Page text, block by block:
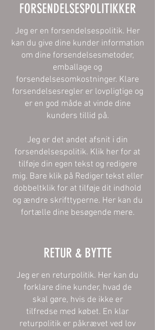
FORSENDELSESPOLITIKKER
Jeg er en forsendelsespolitik. Her
kan du give dine kunder information
om dine forsendelsesmetoder,
emballage og
forsendelsesomkostninger. Klare
forsendelsesregler er lovpligtige og
er en god måde at vinde dine
kunders tillid på.
Jeg er det andet afsnit i din
forsendelsespolitik. Klik her for at
tilføje din egen tekst og redigere
mig. Bare klik på Rediger tekst eller
dobbeltklik for at tilføje dit indhold
og ændre skrifttyperne. Her kan du
fortælle dine besøgende mere.
​​RETUR & BYTTE
Jeg er en returpolitik. Her kan du
forklare dine kunder, hvad de
skal gøre, hvis de ikke er
tilfredse med købet. En klar
returpolitik er påkrævet ved lov